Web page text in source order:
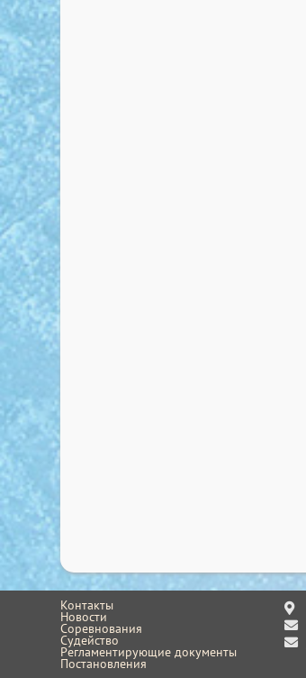
Контакты
Новости
Соревнования
Судейство
Регламентирующие документы
Постановления